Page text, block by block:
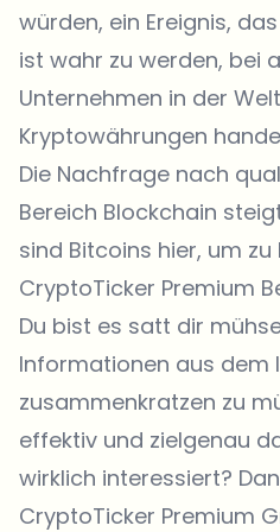
würden, ein Ereignis,
ist wahr zu werden, bei
Unternehmen in der
Kryptowährungen
Die Nachfrage nach
Bereich Blockchain
sind Bitcoins hier, um zu
CryptoTicker Premium
Du bist es satt dir
Informationen aus dem
zusammenkratzen zu
effektiv und zielgenau
wirklich interessiert?
CryptoTicker Premium